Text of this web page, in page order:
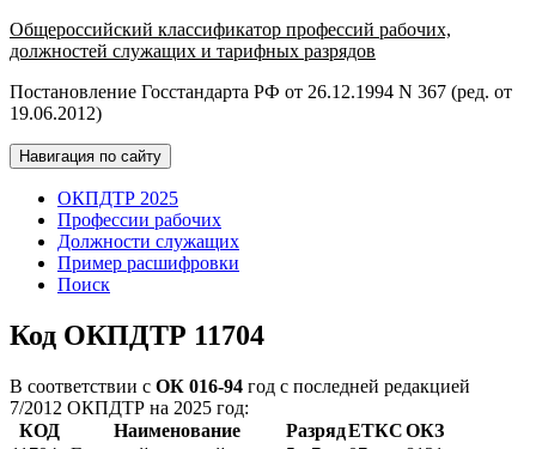
Общероссийский классификатор профессий рабочих,
должностей служащих и тарифных разрядов
Постановление Госстандарта РФ от 26.12.1994 N 367 (ред. от
19.06.2012)
Навигация по сайту
ОКПДТР 2025
Профессии рабочих
Должности служащих
Пример расшифровки
Поиск
Код ОКПДТР 11704
В соответствии с ОК 016-94 год с последней редакцией
7/2012 ОКПДТР на 2025 год:
КОД
Наименование РазрядЕТКСОКЗ